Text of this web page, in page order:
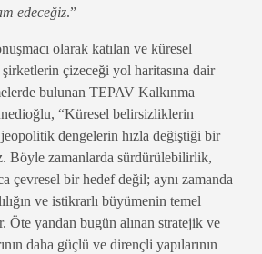
edeceğiz.”
olarak katılan ve küresel
çizeceği yol haritasına dair
bulunan TEPAV Kalkınma
“Küresel belirsizliklerin
dengelerin hızla değiştiği bir
Böyle zamanlarda sürdürülebilirlik,
çevresel bir hedef değil; aynı zamanda
ve istikrarlı büyümenin temel
Öte yandan bugün alınan stratejik ve
daha güçlü ve dirençli yapılarının